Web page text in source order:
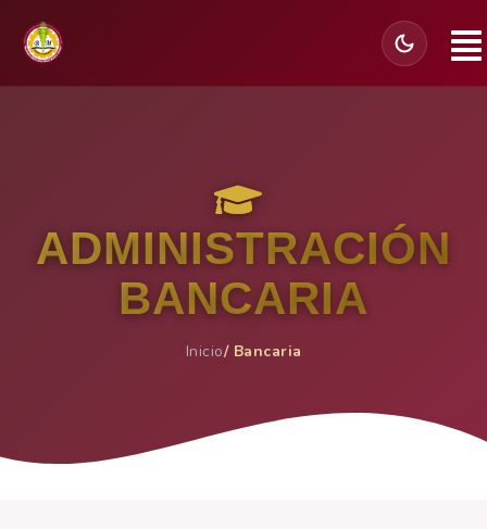
ADMINISTRACIÓN
BANCARIA
Inicio/ Bancaria